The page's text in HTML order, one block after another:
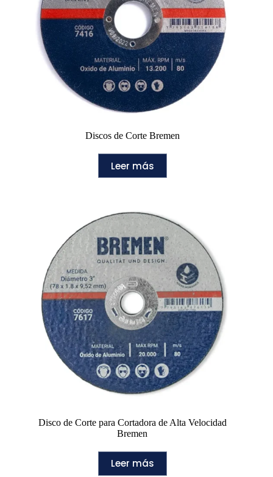
Discos de Corte Bremen
Leer más
Disco de Corte para Cortadora de Alta Velocidad
Bremen
Leer más